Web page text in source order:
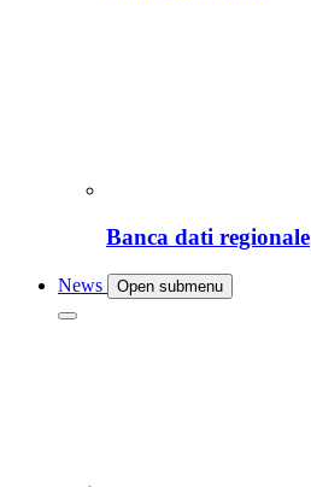
Banca dati regionale
News Open submenu